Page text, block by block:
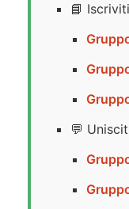
📘
💬